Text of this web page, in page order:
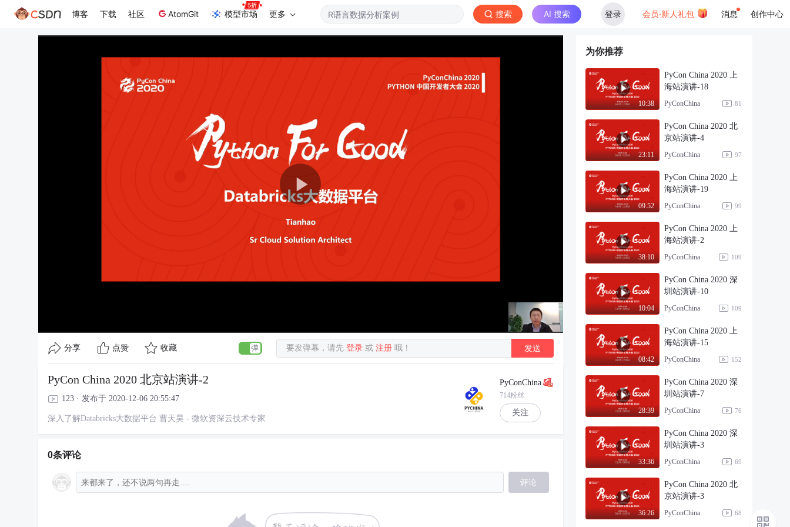
博客 下载 社区 AtomGit 模型市场 更多 搜索 AI 搜索 登录 会员·新人礼包 消息 创作中心
分享 点赞 收藏 要发弹幕，请先登录 或注册 哦！ 发送
PyCon China 2020 北京站演讲-2
123 · 发布于 2020-12-06 20:55:47
深入了解Databricks大数据平台 曹天昊 - 微软资深云技术专家
PyConChina
714粉丝
关注
0条评论
评论
为你推荐
10:38
PyCon China 2020 上
海站演讲-18
PyConChina 81
23:11
PyCon China 2020 北
京站演讲-4
PyConChina 97
09:52
PyCon China 2020 上
海站演讲-19
PyConChina 99
38:10
PyCon China 2020 上
海站演讲-2
PyConChina 109
10:04
PyCon China 2020 深
圳站演讲-10
PyConChina 109
08:42
PyCon China 2020 上
海站演讲-15
PyConChina 152
28:39
PyCon China 2020 深
圳站演讲-7
PyConChina 76
33:36
PyCon China 2020 深
圳站演讲-3
PyConChina 69
36:26
PyCon China 2020 北
京站演讲-3
PyConChina 68